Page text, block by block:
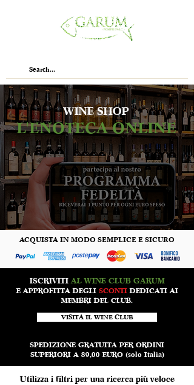
WINE SHOP
L'ENOTECA ONLINE
ACQUISTA IN MODO SEMPLICE E SICURO
ISCRIVITIAL WINE CLUB GARUM
E APPROFITTA DEGLI SCONTIDEDICATI AI
MEMBRI DEL CLUB.
VISITA IL WINE CLUB
SPEDIZIONE GRATUITA PER ORDINI
SUPERIORI A 89,00 EURO (solo Italia)
Utilizza i filtri per una ricerca più veloce